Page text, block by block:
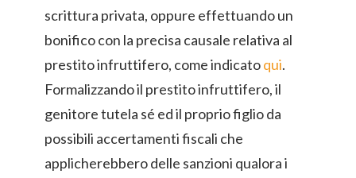
scrittura privata, oppure effettuando un
bonifico con la precisa causale relativa al
prestito infruttifero, come indicatoqui.
Formalizzando il prestito infruttifero, il
genitore tutela sé ed il proprio figlio da
possibili accertamenti fiscali che
applicherebbero delle sanzioni qualora i